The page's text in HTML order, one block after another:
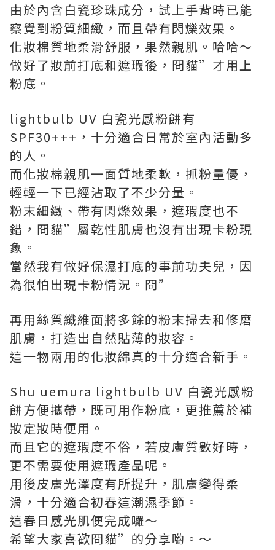
由於內含白瓷珍珠成分，試上手背時已能
察覺到粉質細緻，而且帶有閃爍效果。
化妝棉質地柔滑舒服，果然親肌。哈哈～
做好了妝前打底和遮瑕後，冏貓”才用上
粉底。
lightbulb UV 白瓷光感粉餅有
SPF30+++，十分適合日常於室內活動多
的人。
而化妝棉親肌一面質地柔軟，抓粉量優，
輕輕一下已經沾取了不少分量。
粉末細緻、帶有閃爍效果，遮瑕度也不
錯，冏貓”屬乾性肌膚也沒有出現卡粉現
象。
當然我有做好保濕打底的事前功夫兒，因
為很怕出現卡粉情況。冏”
再用絲質纖維面將多餘的粉末掃去和修磨
肌膚，打造出自然貼薄的妝容。
這一物兩用的化妝綿真的十分適合新手。
Shu uemura lightbulb UV 白瓷光感粉
餅方便攜帶，既可用作粉底，更推薦於補
妝定妝時便用。
而且它的遮瑕度不俗，若皮膚質數好時，
更不需要使用遮瑕產品呢。
用後皮膚光澤度有所提升，肌膚變得柔
滑，十分適合初春這潮濕季節。
這春日感光肌便完成囉～
希望大家喜歡冏貓”的分享喲。～